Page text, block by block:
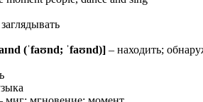
(ˈfaʊnd; ˈfaʊnd)] – находить;